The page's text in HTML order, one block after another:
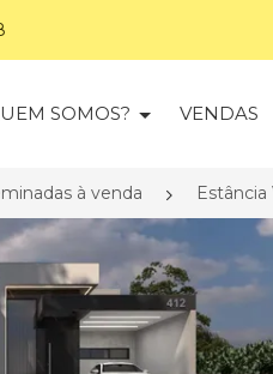
SOMOS? VENDAS
à venda Estância